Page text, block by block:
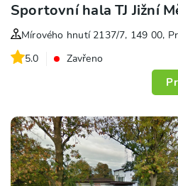
Sportovní hala TJ Jižní
Mírového hnutí 2137/7, 149 00,
5.0
Zavřeno